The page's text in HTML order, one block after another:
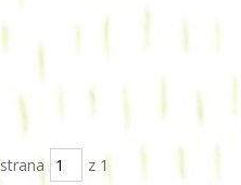
strana z 1